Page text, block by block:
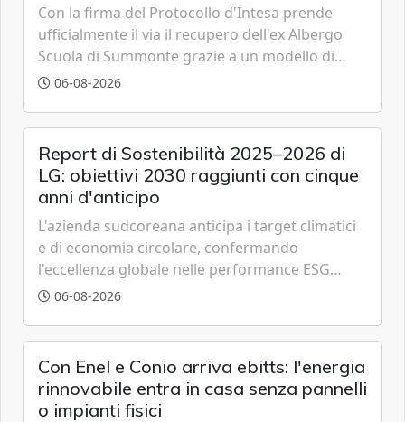
Con la firma del Protocollo d'Intesa prende
ufficialmente il via il recupero dell'ex Albergo
Scuola di Summonte grazie a un modello di
partenariato pubblico-privato e a una rete di
06-08-2026
Report di Sostenibilità 2025–2026 di
LG: obiettivi 2030 raggiunti con cinque
anni d'anticipo
L'azienda sudcoreana anticipa i target climatici
e di economia circolare, confermando
l'eccellenza globale nelle performance ESG
grazie a innovazione, accessibilità e governance
06-08-2026
Con Enel e Conio arriva ebitts: l'energia
rinnovabile entra in casa senza pannelli
o impianti fisici